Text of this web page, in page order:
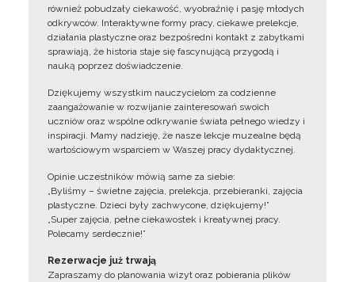
również pobudzały ciekawość, wyobraźnię i pasję młodych
odkrywców. Interaktywne formy pracy, ciekawe prelekcje,
działania plastyczne oraz bezpośredni kontakt z zabytkami
sprawiają, że historia staje się fascynującą przygodą i
nauką poprzez doświadczenie.
Dziękujemy wszystkim nauczycielom za codzienne
zaangażowanie w rozwijanie zainteresowań swoich
uczniów oraz wspólne odkrywanie świata pełnego wiedzy i
inspiracji. Mamy nadzieję, że nasze lekcje muzealne będą
wartościowym wsparciem w Waszej pracy dydaktycznej.
Opinie uczestników mówią same za siebie:
„Byliśmy – świetne zajęcia, prelekcja, przebieranki, zajęcia
plastyczne. Dzieci były zachwycone, dziękujemy!”
„Super zajęcia, pełne ciekawostek i kreatywnej pracy.
Polecamy serdecznie!”
Rezerwacje już trwają
Zapraszamy do planowania wizyt oraz pobierania plików